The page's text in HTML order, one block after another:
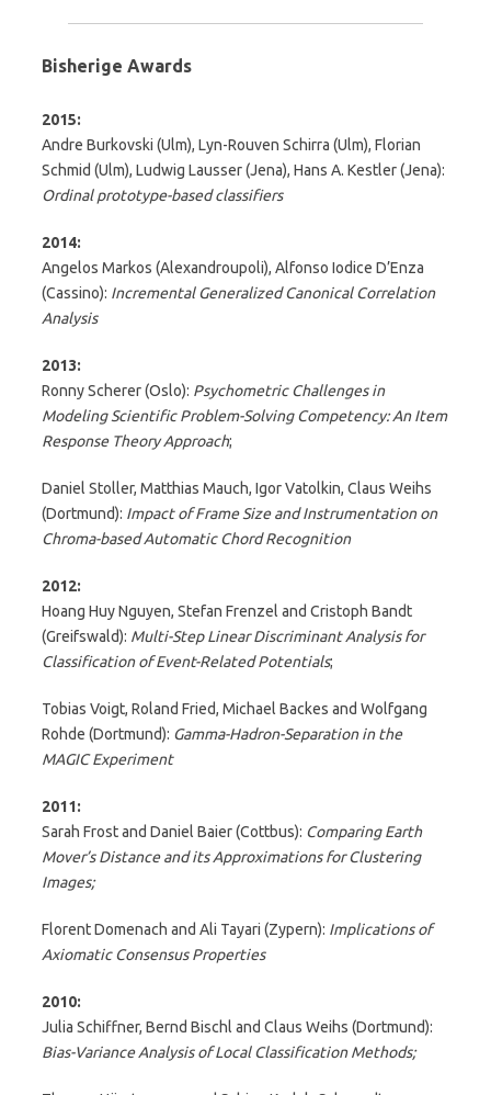
Bisherige Awards
2015:
Andre Burkovski (Ulm), Lyn-Rouven Schirra (Ulm), Florian
Schmid (Ulm), Ludwig Lausser (Jena), Hans A. Kestler (Jena):
Ordinal prototype-based classifiers
2014:
Angelos Markos (Alexandroupoli), Alfonso Iodice D’Enza
(Cassino): Incremental Generalized Canonical Correlation
Analysis
2013:
Ronny Scherer (Oslo): Psychometric Challenges in
Modeling Scientific Problem-Solving Competency: An Item
Response Theory Approach;
Daniel Stoller, Matthias Mauch, Igor Vatolkin, Claus Weihs
(Dortmund): Impact of Frame Size and Instrumentation on
Chroma-based Automatic Chord Recognition
2012:
Hoang Huy Nguyen, Stefan Frenzel and Cristoph Bandt
(Greifswald): Multi-Step Linear Discriminant Analysis for
Classification of Event-Related Potentials;
Tobias Voigt, Roland Fried, Michael Backes and Wolfgang
Rohde (Dortmund): Gamma-Hadron-Separation in the
MAGIC Experiment
2011:
Sarah Frost and Daniel Baier (Cottbus): Comparing Earth
Mover’s Distance and its Approximations for Clustering
Images;
Florent Domenach and Ali Tayari (Zypern): Implications of
Axiomatic Consensus Properties
2010:
Julia Schiffner, Bernd Bischl and Claus Weihs (Dortmund):
Bias-Variance Analysis of Local Classification Methods;